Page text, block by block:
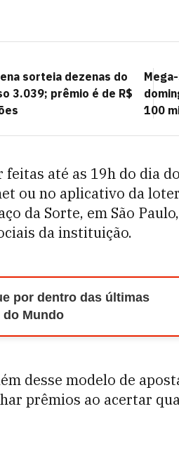
sorteia dezenas do
3.039; prêmio é de R$
100
até as 19h do dia
ou no aplicativo da
da Sorte, em São Paulo,
da instituição.
por dentro das últimas
Mundo
desse modelo de
prêmios ao acertar